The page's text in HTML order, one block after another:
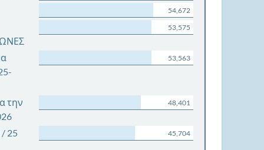
54,672
53,575
53,563
την
48,401
25
45,704